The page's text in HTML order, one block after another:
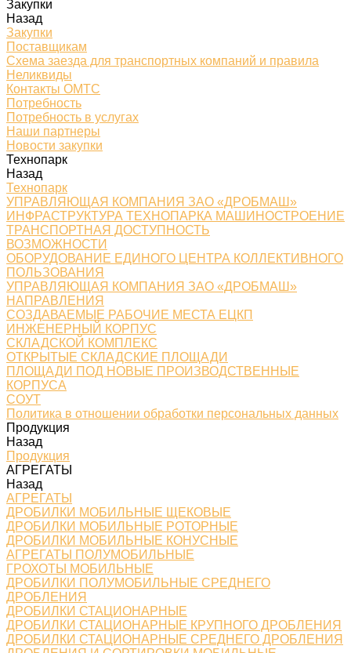
Закупки
Назад
Закупки
Поставщикам
Схема заезда для транспортных компаний и правила
Неликвиды
Контакты ОМТС
Потребность
Потребность в услугах
Наши партнеры
Новости закупки
Технопарк
Назад
Технопарк
УПРАВЛЯЮЩАЯ КОМПАНИЯ ЗАО «ДРОБМАШ»
ИНФРАСТРУКТУРА ТЕХНОПАРКА МАШИНОСТРОЕНИЕ
ТРАНСПОРТНАЯ ДОСТУПНОСТЬ
ВОЗМОЖНОСТИ
ОБОРУДОВАНИЕ ЕДИНОГО ЦЕНТРА КОЛЛЕКТИВНОГО
ПОЛЬЗОВАНИЯ
УПРАВЛЯЮЩАЯ КОМПАНИЯ ЗАО «ДРОБМАШ»
НАПРАВЛЕНИЯ
СОЗДАВАЕМЫЕ РАБОЧИЕ МЕСТА ЕЦКП
ИНЖЕНЕРНЫЙ КОРПУС
СКЛАДСКОЙ КОМПЛЕКС
ОТКРЫТЫЕ СКЛАДСКИЕ ПЛОЩАДИ
ПЛОЩАДИ ПОД НОВЫЕ ПРОИЗВОДСТВЕННЫЕ
КОРПУСА
СОУТ
Политика в отношении обработки персональных данных
Продукция
Назад
Продукция
АГРЕГАТЫ
Назад
АГРЕГАТЫ
ДРОБИЛКИ МОБИЛЬНЫЕ ЩЕКОВЫЕ
ДРОБИЛКИ МОБИЛЬНЫЕ РОТОРНЫЕ
ДРОБИЛКИ МОБИЛЬНЫЕ КОНУСНЫЕ
АГРЕГАТЫ ПОЛУМОБИЛЬНЫЕ
ГРОХОТЫ МОБИЛЬНЫЕ
ДРОБИЛКИ ПОЛУМОБИЛЬНЫЕ СРЕДНЕГО
ДРОБЛЕНИЯ
ДРОБИЛКИ СТАЦИОНАРНЫЕ
ДРОБИЛКИ СТАЦИОНАРНЫЕ КРУПНОГО ДРОБЛЕНИЯ
ДРОБИЛКИ СТАЦИОНАРНЫЕ СРЕДНЕГО ДРОБЛЕНИЯ